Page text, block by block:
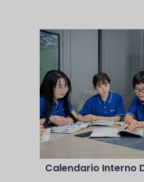
Calendario Interno